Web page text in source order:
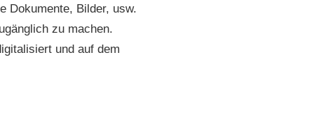
Dokumente, Bilder, usw.
zu machen.
und auf dem